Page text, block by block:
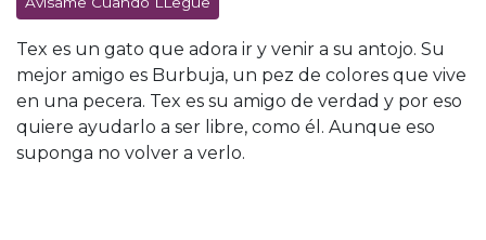
Tex es un gato que adora ir y venir a su antojo. Su
mejor amigo es Burbuja, un pez de colores que vive
en una pecera. Tex es su amigo de verdad y por eso
quiere ayudarlo a ser libre, como él. Aunque eso
suponga no volver a verlo.